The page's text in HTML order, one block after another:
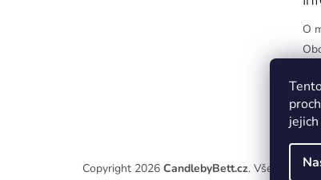
O
Copyright 2026 CandlebyBett.cz. Všechna